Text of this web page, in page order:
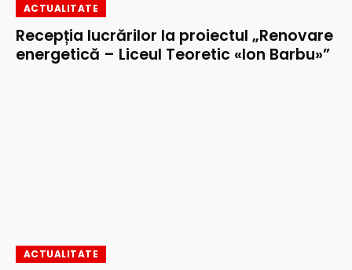
ACTUALITATE
Recepția lucrărilor la proiectul „Renovare
energetică – Liceul Teoretic «Ion Barbu»”
ACTUALITATE